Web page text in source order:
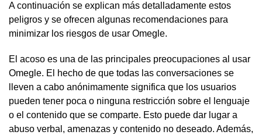
A continuación se explican más detalladamente estos
peligros y se ofrecen algunas recomendaciones para
minimizar los riesgos de usar Omegle.
El acoso es una de las principales preocupaciones al usar
Omegle. El hecho de que todas las conversaciones se
lleven a cabo anónimamente significa que los usuarios
pueden tener poca o ninguna restricción sobre el lenguaje
o el contenido que se comparte. Esto puede dar lugar a
abuso verbal, amenazas y contenido no deseado. Además,